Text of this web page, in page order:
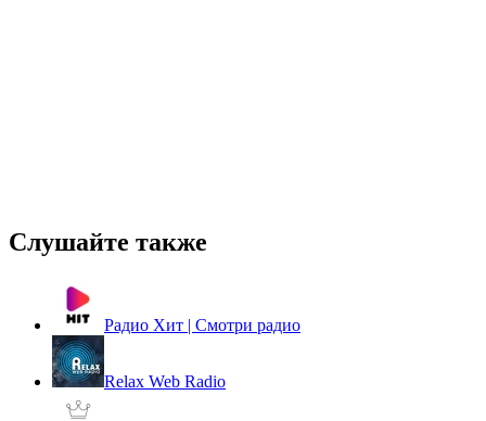
Слушайте также
Радио Хит | Смотри радио
Relax Web Radio